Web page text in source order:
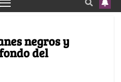
negros y
del